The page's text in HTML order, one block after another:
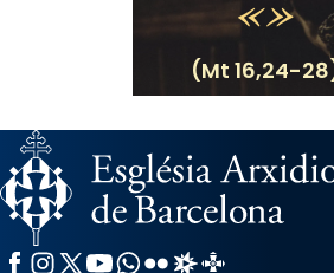
(Mt 16,24-
Facebook
Instagram
X / Twitter
YouTube
WhatsApp
FlickrRadio Estel
Catalunya